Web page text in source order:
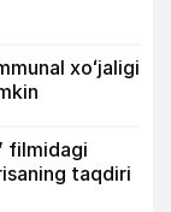
xoʻjaligi
filmidagi
taqdiri